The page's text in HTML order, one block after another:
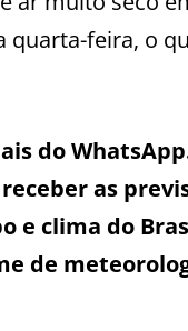
feira, o
do
as
clima do
de